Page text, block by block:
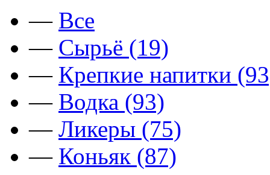
— Все
— Сырьё (19)
— Крепкие напитки
— Водка (93)
— Ликеры (75)
— Коньяк (87)